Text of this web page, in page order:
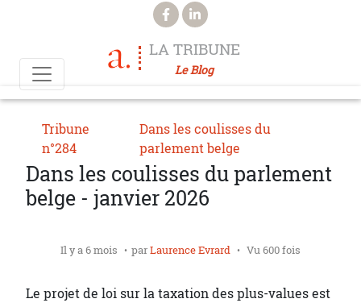
Aller au contenu principal
LA TRIBUNE
Le Blog
Tribune
n°284
Dans les coulisses du
parlement belge
Dans les coulisses du parlement
belge - janvier 2026
Il y a 6 mois parLaurence Evrard Vu 600 fois
Le projet de loi sur la taxation des plus-values est